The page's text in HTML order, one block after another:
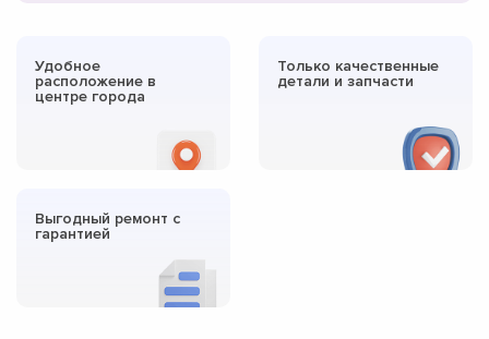
Удобное
расположение в
центре города
Только качественные
детали и запчасти
Выгодный ремонт с
гарантией